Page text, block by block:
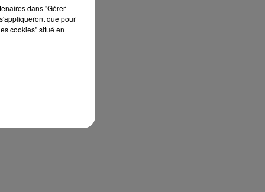
dans "Gérer
que pour
cookies" situé en